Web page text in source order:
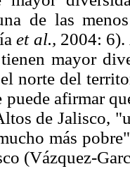
de las
et al., 2004: 6).
tienen mayor
norte del
puede afirmar
de Jalisco,
más
(Vázquez-